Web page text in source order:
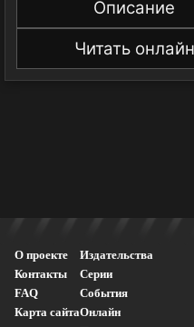
Описание
Читать онлайн
О проекте
Контакты
FAQ
Карта сайта
Издательства
Серии
События
Онлайн